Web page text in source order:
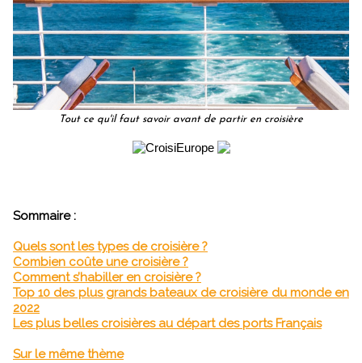
Tout ce qu'il faut savoir avant de partir en croisière
Sommaire :
Quels sont les types de croisière ?
Combien coûte une croisière ?
Comment s’habiller en croisière ?
Top 10 des plus grands bateaux de croisière du monde en
2022
Les plus belles croisières au départ des ports Français
Sur le même thème